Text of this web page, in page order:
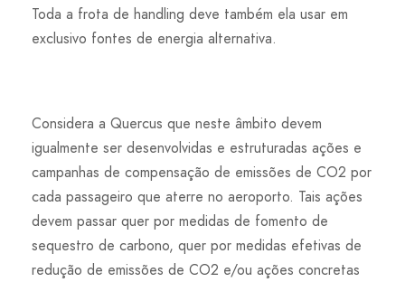
Toda a frota de handling deve também ela usar em
exclusivo fontes de energia alternativa.
Considera a Quercus que neste âmbito devem
igualmente ser desenvolvidas e estruturadas ações e
campanhas de compensação de emissões de CO2 por
cada passageiro que aterre no aeroporto. Tais ações
devem passar quer por medidas de fomento de
sequestro de carbono, quer por medidas efetivas de
redução de emissões de CO2 e/ou ações concretas